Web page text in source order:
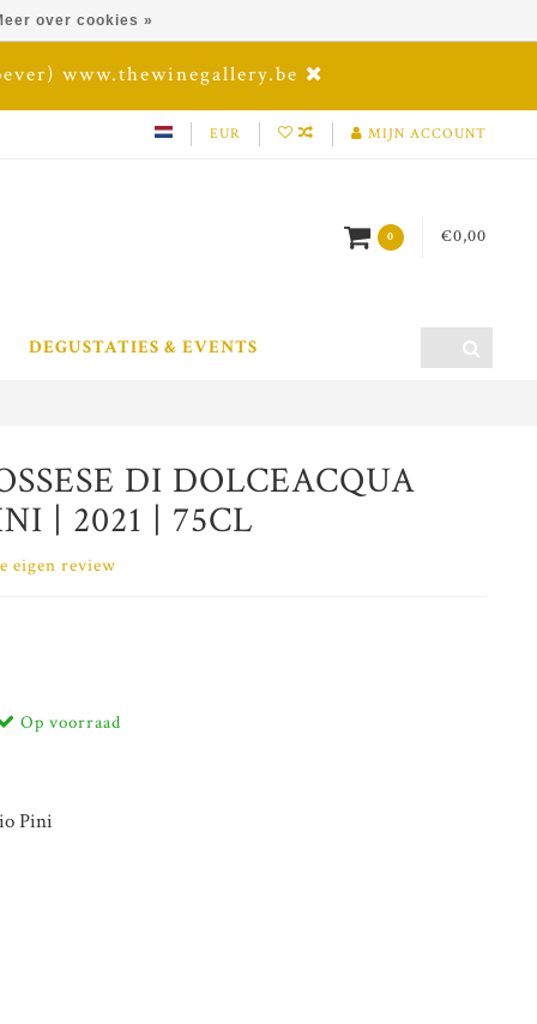
www.thewinegallery.be
EUR MIJN ACCOUNT
0 €0,00
DEGUSTATIES & EVENTS
DI DOLCEACQUA
| 2021 | 75CL
eigen review
Op voorraad
Pini
over cookies »